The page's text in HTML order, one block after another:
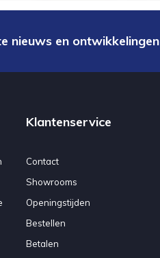
nieuws en ontwikkelingen
Klantenservice
Contact
Showrooms
Openingstijden
Bestellen
Betalen